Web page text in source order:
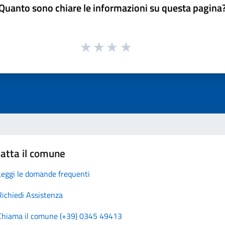
sono chiare le informazioni su questa
il comune
le domande frequenti
Assistenza
il comune (+39) 0345 49413